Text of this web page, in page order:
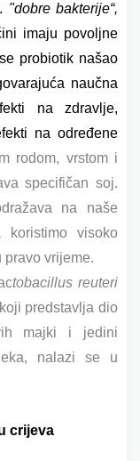
"dobre bakterije“,
imaju povoljne
probiotik našao
naučna
na zdravlje,
na određene
rodom, vrstom i
specifičan soj.
na naše
visoko
pravo vrijeme.
tobacillus reuteri
predstavlja dio
majki i jedini
nalazi se u
crijeva